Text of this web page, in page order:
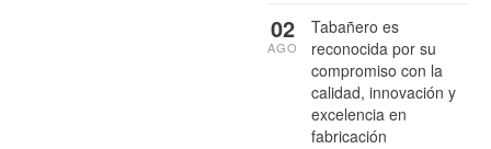
Tabañero es
reconocida por su
compromiso con la
calidad, innovación y
excelencia en
fabricación
02
AGO